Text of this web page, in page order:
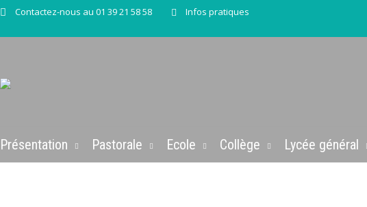
Infos pratiques
Contactez-nous au 01 39 21 58 58
Présentation Pastorale Ecole Collège Lycée général